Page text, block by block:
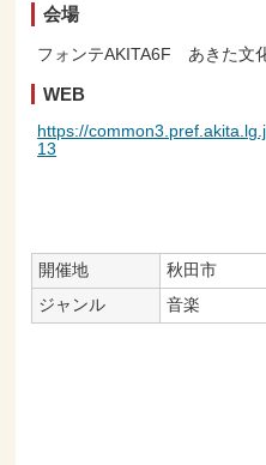
会場
フォンテAKITA6F あきた文
WEB
https://
13
開催地
秋田市
ジャンル
音楽